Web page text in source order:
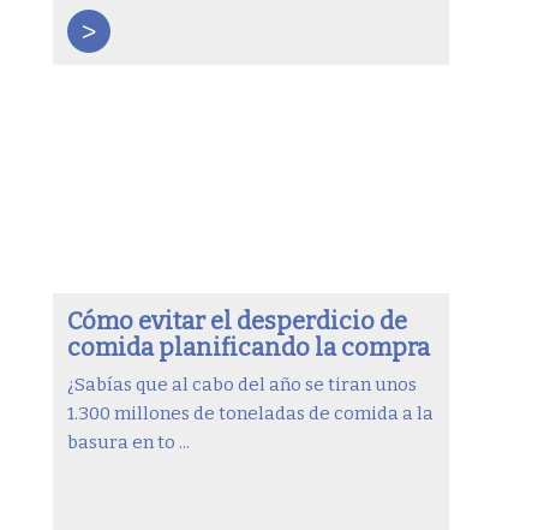
>
Cómo evitar el desperdicio de
comida planificando la compra
¿Sabías que al cabo del año se tiran unos
1.300 millones de toneladas de comida a la
basura en to ...